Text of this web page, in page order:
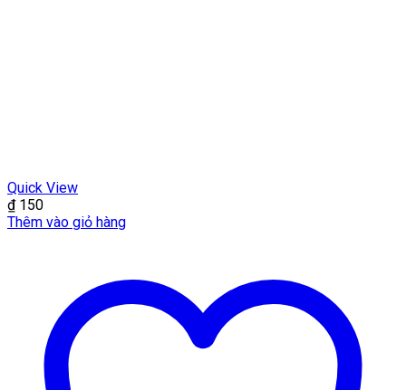
Quick View
₫150
Thêm vào giỏ hàng